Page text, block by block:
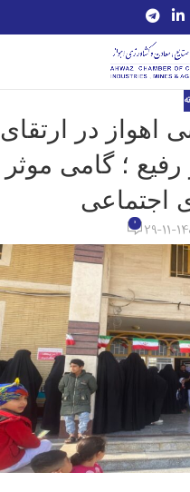
اهواز در ارتقای
؛ گامی موثر
اجتماعی
0